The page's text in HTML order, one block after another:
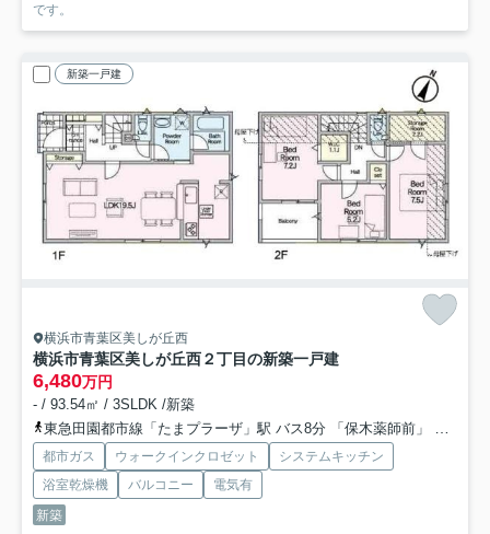
です。
新築一戸建
横浜市青葉区美しが丘西
横浜市青葉区美しが丘西２丁目の新築一戸建
6,480万円
- / 93.54㎡ / 3SLDK /新築
東急田園都市線「たまプラーザ」駅 バス8分 「保木薬師前」 停歩2分
都市ガス ウォークインクロゼット
システムキッチン
浴室乾燥機
バルコニー
電気有
新築